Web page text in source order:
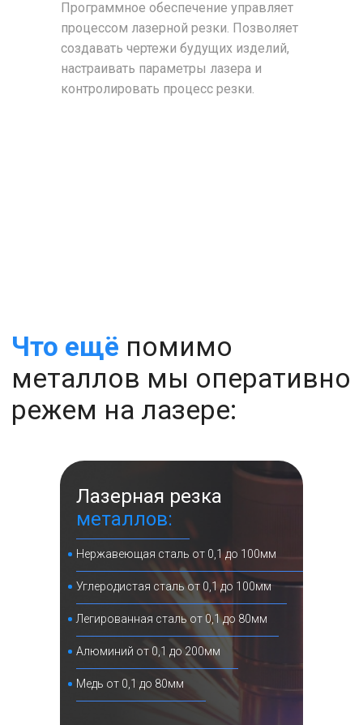
Программное обеспечение управляет
процессом лазерной резки. Позволяет
создавать чертежи будущих изделий,
настраивать параметры лазера и
контролировать процесс резки.
Лазерная резка
металлов:
Нержавеющая сталь от 0,1 до 100мм
Углеродистая сталь от 0,1 до 100мм
Легированная сталь от 0,1 до 80мм
Алюминий от 0,1 до 200мм
Медь от 0,1 до 80мм